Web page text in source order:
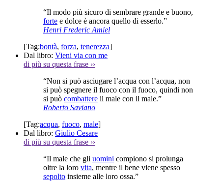
“Il modo più sicuro di sembrare grande e buono,
forte e dolce è ancora quello di esserlo.”
Henri Frederic Amiel
[Tag:bontà, forza, tenerezza]
Dal libro: Vieni via con me
di più su questa frase ››
“Non si può asciugare l’acqua con l’acqua, non
si può spegnere il fuoco con il fuoco, quindi non
si può combattere il male con il male.”
Roberto Saviano
[Tag:acqua, fuoco, male]
Dal libro: Giulio Cesare
di più su questa frase ››
“Il male che gli uomini compiono si prolunga
oltre la loro vita, mentre il bene viene spesso
sepolto insieme alle loro ossa.”